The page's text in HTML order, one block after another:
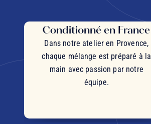
Conditionné en France
Dans notre atelier en Provence,
chaque mélange est préparé à la
main avec passion par notre
équipe.